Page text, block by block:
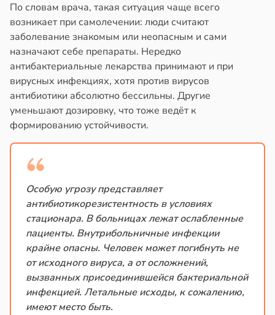
По словам врача, такая ситуация чаще всего
возникает при самолечении: люди считают
заболевание знакомым или неопасным и сами
назначают себе препараты. Нередко
антибактериальные лекарства принимают и при
вирусных инфекциях, хотя против вирусов
антибиотики абсолютно бессильны. Другие
уменьшают дозировку, что тоже ведёт к
формированию устойчивости.
Особую угрозу представляет
антибиотикорезистентность в условиях
стационара. В больницах лежат ослабленные
пациенты. Внутрибольничные инфекции
крайне опасны. Человек может погибнуть не
от исходного вируса, а от осложнений,
вызванных присоединившейся бактериальной
инфекцией. Летальные исходы, к сожалению,
имеют место быть.